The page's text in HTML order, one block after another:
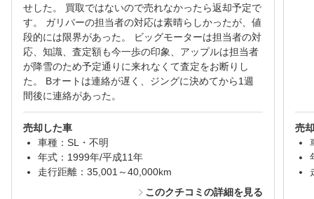
せした。 買取ではないので売れなかったら返却予定で
す。 ガリバーの担当者の対応は素晴らしかったが、値
段的には限界があった。 ビッグモーターは担当者の対
応、知識、査定額も今一歩の印象、アップルは担当者
が降雪のため予定通りに来れなくて査定をお断りし
た。 Bオートは連絡が遅く、ジングに決めてから1週
間後に連絡があった。
売却した車
車種：SL・不明
年式：1999年/平成11年
走行距離：35,001～40,000km
このクチコミの詳細を見る
売